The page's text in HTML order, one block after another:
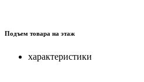
Подъем товара на этаж
характеристики